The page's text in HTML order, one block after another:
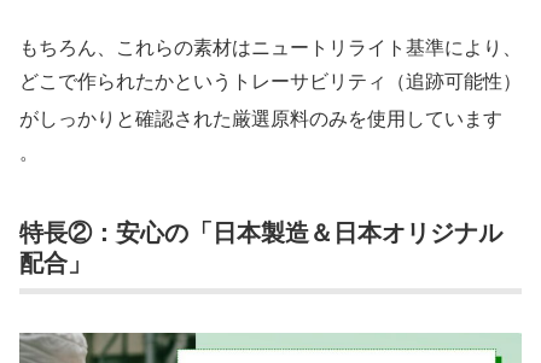
もちろん、これらの素材はニュートリライト基準により、
どこで作られたかというトレーサビリティ（追跡可能性）
がしっかりと確認された厳選原料のみを使用しています
。
特長②：安心の「日本製造＆日本オリジナル
配合」